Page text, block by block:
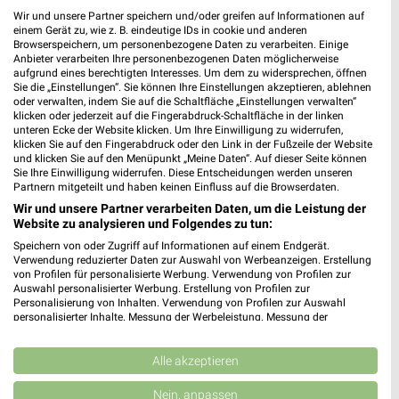
MEHR PROSPEKTE
weekli - Prospekte & Angebote App
Alle REWE Angebote immer griffbereit – mit der kostenlosen
weekli App für iOS & Android.
✔Folge deinem Lieblingshändler
Push-Benachrichtigungen bei neuen Prospekten
✔Einkaufsliste - Einkauf stressfrei planen
Wir und unsere Partner speichern und/oder greifen auf Informationen auf
einem Gerät zu, wie z. B. eindeutige IDs in cookie und anderen
Browserspeichern, um personenbezogene Daten zu verarbeiten. Einige
Anbieter verarbeiten Ihre personenbezogenen Daten möglicherweise
aufgrund eines berechtigten Interesses. Um dem zu widersprechen, öffnen
Sie die „Einstellungen“. Sie können Ihre Einstellungen akzeptieren, ablehnen
oder verwalten, indem Sie auf die Schaltfläche „Einstellungen verwalten“
klicken oder jederzeit auf die Fingerabdruck-Schaltfläche in der linken
unteren Ecke der Website klicken. Um Ihre Einwilligung zu widerrufen,
klicken Sie auf den Fingerabdruck oder den Link in der Fußzeile der Website
und klicken Sie auf den Menüpunkt „Meine Daten“. Auf dieser Seite können
Sie Ihre Einwilligung widerrufen. Diese Entscheidungen werden unseren
Partnern mitgeteilt und haben keinen Einfluss auf die Browserdaten.
Wir und unsere Partner verarbeiten Daten, um die Leistung der
Website zu analysieren und Folgendes zu tun:
Speichern von oder Zugriff auf Informationen auf einem Endgerät.
Verwendung reduzierter Daten zur Auswahl von Werbeanzeigen. Erstellung
von Profilen für personalisierte Werbung. Verwendung von Profilen zur
Auswahl personalisierter Werbung. Erstellung von Profilen zur
Personalisierung von Inhalten. Verwendung von Profilen zur Auswahl
personalisierter Inhalte. Messung der Werbeleistung. Messung der
Kombinationen von Daten aus verschiedenen Quellen. Entwicklung und
Verbesserung der Angebote. Verwendung reduzierter Daten zur Auswahl
von Inhalten.
Daten können außerhalb der Europäischen Union weitergegeben und in die
Alle akzeptieren
Nein, anpassen